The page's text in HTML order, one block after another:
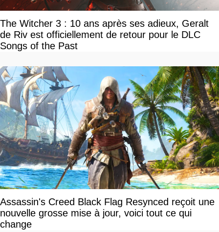
The Witcher 3 : 10 ans après ses adieux, Geralt
de Riv est officiellement de retour pour le DLC
Songs of the Past
Assassin's Creed Black Flag Resynced reçoit une
nouvelle grosse mise à jour, voici tout ce qui
change